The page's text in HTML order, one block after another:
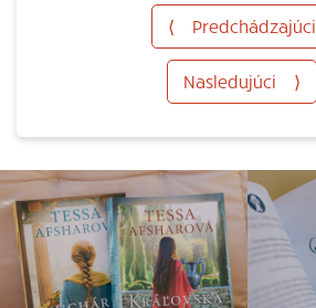
⟨ Predchádzajúci
Nasledujúci ⟩